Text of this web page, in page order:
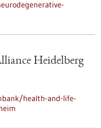
Heidelberg
health-and-life-